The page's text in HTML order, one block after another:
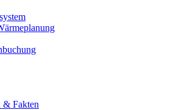
& Fakten